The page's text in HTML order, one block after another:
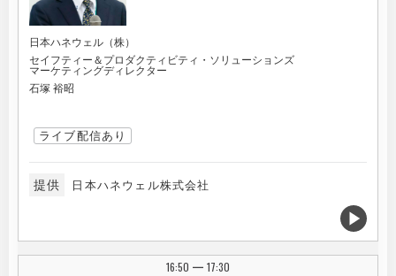
日本ハネウェル（株）
セイフティー＆プロダクティビティ・ソリューションズ
マーケティングディレクター
石塚 裕昭
ライブ配信あり
提供 日本ハネウェル株式会社
16:50 | 17:30